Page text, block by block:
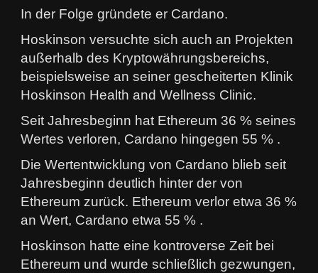
In der Folge gründete er Cardano.
Hoskinson versuchte sich auch an Projekten
außerhalb des Kryptowährungsbereichs,
beispielsweise an seiner gescheiterten Klinik
Hoskinson Health and Wellness Clinic.
Seit Jahresbeginn hat Ethereum 36 % seines
Wertes verloren, Cardano hingegen 55 % .
Die Wertentwicklung von Cardano blieb seit
Jahresbeginn deutlich hinter der von
Ethereum zurück. Ethereum verlor etwa 36 %
an Wert, Cardano etwa 55 % .
Hoskinson hatte eine kontroverse Zeit bei
Ethereum und wurde schließlich gezwungen,